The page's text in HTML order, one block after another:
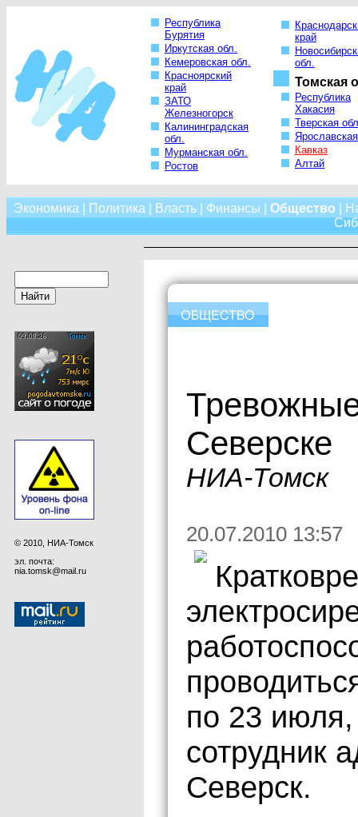
Республика
Бурятия
Иркутская обл.
Кемеровская обл.
Красноярский
край
ЗАТО
Железногорск
Калининградская
обл.
Мурманская обл.
Ростов
край
обл.
Томская
Республика
Хакасия
Тверская
Кавказ
Алтай
Экономика Политика Власть| Финансы Общество
© 2010, НИА-Томск
эл. почта:
nia.tomsk@mail.ru
Северске
НИА-Томск
20.07.2010 13:57
по 23
сотрудник
Северск.